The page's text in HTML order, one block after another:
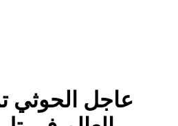
عاجل الحوثي